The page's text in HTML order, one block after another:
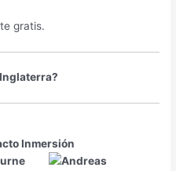
gratis.
Inmersión